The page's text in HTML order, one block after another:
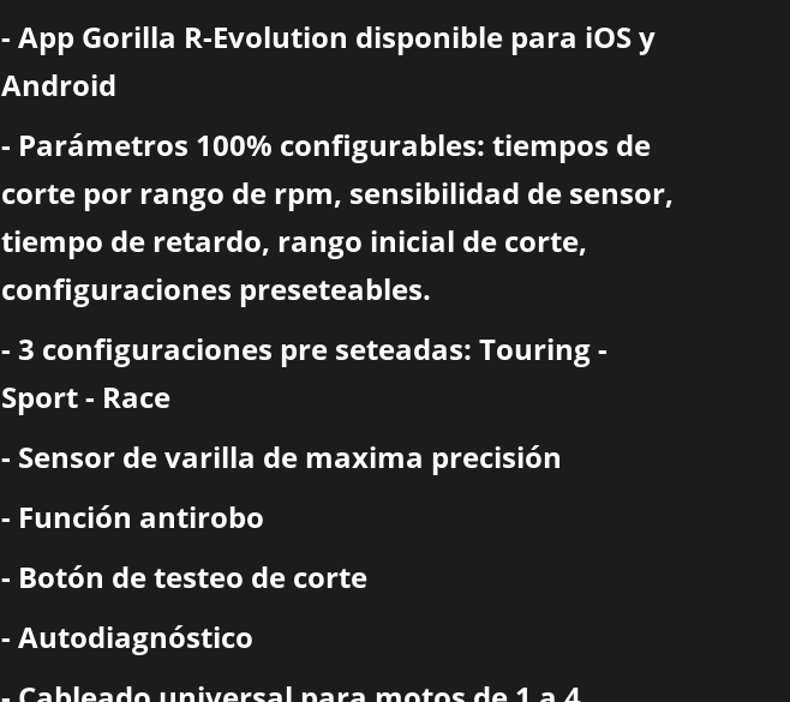
- App Gorilla R-Evolution disponible para iOS y
Android
- Parámetros 100% configurables: tiempos de
corte por rango de rpm, sensibilidad de sensor,
tiempo de retardo, rango inicial de corte,
configuraciones preseteables.
- 3 configuraciones pre seteadas: Touring -
Sport - Race
- Sensor de varilla de maxima precisión
- Función antirobo
- Botón de testeo de corte
- Autodiagnóstico